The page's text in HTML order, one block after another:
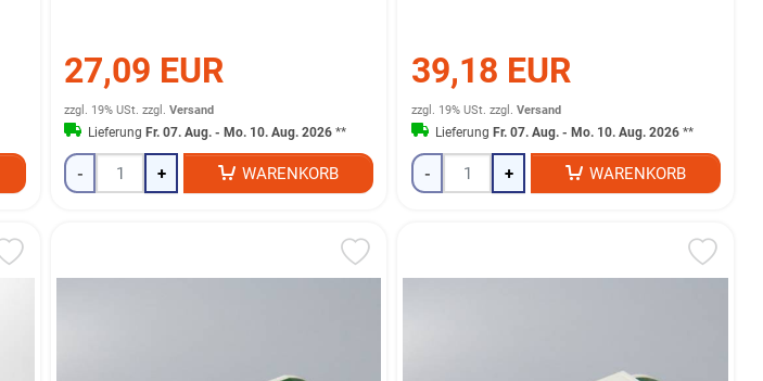
27,09 EUR
zzgl. 19% USt. zzgl.Versand
LieferungFr. 07. Aug. - Mo. 10. Aug. 2026 **
- + WARENKORB
39,18 EUR
zzgl. 19% USt. zzgl. Versand
Lieferung Fr. 07. Aug. - Mo. 10. Aug. 2026**
- + WARENKORB